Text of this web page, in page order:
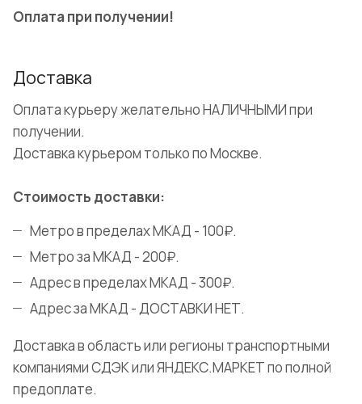
Оплата при получении!
Доставка
Оплата курьеру желательно НАЛИЧНЫМИ при
получении.
Доставка курьером только по Москве.
Стоимость доставки:
Метро в пределах МКАД - 100₽.
Метро за МКАД - 200₽.
Адрес в пределах МКАД - 300₽.
Адрес за МКАД - ДОСТАВКИ НЕТ.
Доставка в область или регионы транспортными
компаниями СДЭК или ЯНДЕКС.МАРКЕТ по полной
предоплате.